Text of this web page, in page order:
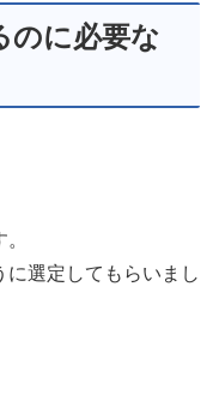
のに必要な
選定してもらいまし